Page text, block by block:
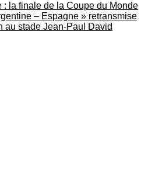
: la finale de la Coupe du Monde
– Espagne » retransmise
au stade Jean-Paul David